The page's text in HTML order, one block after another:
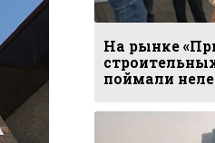
На рынке
поймали